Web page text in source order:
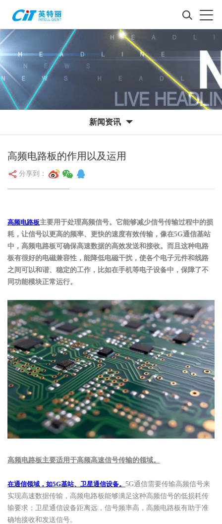
新闻资讯
高频电路板的作用以及运用
分享到：
高频电路板主要用于处理高频信号。它能够减少信号传输过程中的损
耗，让信号以更高的频率、更快的速度有效传输，像在5G通信基站
中，高频电路板可确保高速数据的高效发送和接收。而且这种电路
板有很好的电磁兼容性，能降低电磁干扰，使各个电子元件和线路
之间可以和谐、稳定的工作，比如在手机等电子设备中，保障了不
同功能模块正常运行。
高频电路板主要适用于高频高速信号传输的领域。
在通信领域，如5G基站、卫星通信设备。 5G通信需要传输高频信号来
实现高速数据传输，高频电路板能够满足这种高频信号的低损耗传
输要求；卫星通信设备距离远，信号频率高，高频电路板有助于准
确地接收和发送信号。